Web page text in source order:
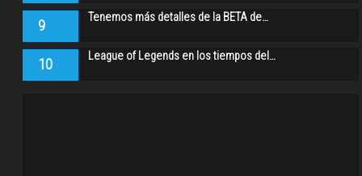
9 Tenemos más detalles de la BETA de…
10 League of Legends en los tiempos del…